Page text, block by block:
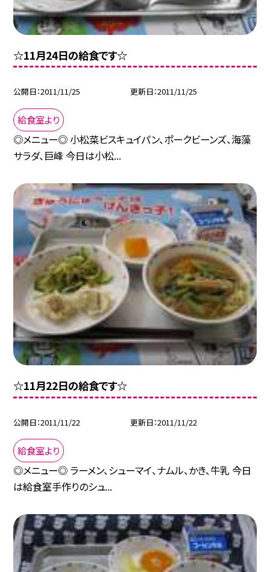
☆11月24日の給食です☆
公開日 2011/11/25 更新日 2011/11/25
給食室より
◎メニュー◎ 小松菜ビスキュイパン、ポークビーンズ、海藻
サラダ、巨峰 今日は小松...
☆11月22日の給食です☆
公開日 2011/11/22 更新日 2011/11/22
給食室より
◎メニュー◎ ラーメン、シューマイ、ナムル、かき、牛乳 今日
は給食室手作りのシュ...